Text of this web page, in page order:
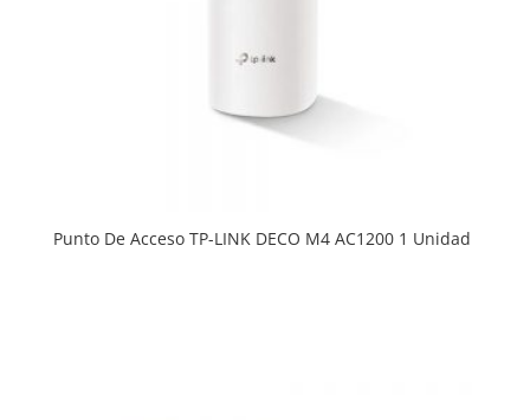
Punto De Acceso TP-LINK DECO M4 AC1200 1 Unidad